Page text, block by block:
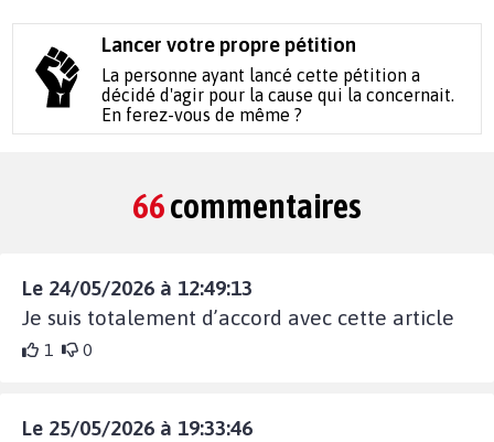
Lancer votre propre pétition
La personne ayant lancé cette pétition a
décidé d'agir pour la cause qui la concernait.
En ferez-vous de même ?
66commentaires
Le 24/05/2026 à 12:49:13
Je suis totalement d’accord avec cette article
1 0
Le 25/05/2026 à 19:33:46